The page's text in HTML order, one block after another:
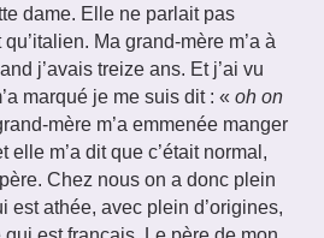
dame. Elle ne parlait pas
Ma grand-mère m’a à
j’avais treize ans. Et j’ai vu
marqué je me suis dit : « oh on
mère m’a emmenée manger
elle m’a dit que c’était normal,
Chez nous on a donc plein
est athée, avec plein d’origines,